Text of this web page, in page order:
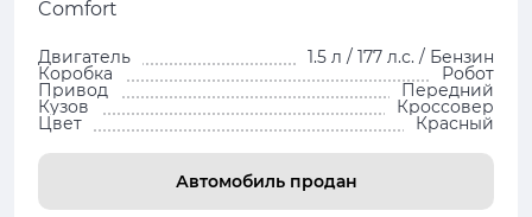
Comfort
Двигатель 1.5 л / 177 л.с. / Бензин
Коробка Робот
Привод Передний
Кузов Кроссовер
Цвет Красный
Автомобиль продан